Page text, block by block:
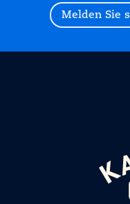
Melden Sie